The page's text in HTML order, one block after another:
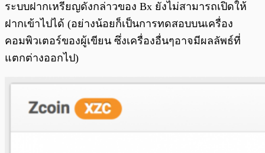
ระบบฝากเหรียญดังกล่าวของ Bx ยังไม่สามารถเปิดให้
ฝากเข้าไปได้ (อย่างน้อยก็เป็นการทดสอบบนเครื่อง
คอมพิวเตอร์ของผู้เขียน ซึ่งเครื่องอื่นๆอาจมีผลลัพธ์ที่
แตกต่างออกไป)